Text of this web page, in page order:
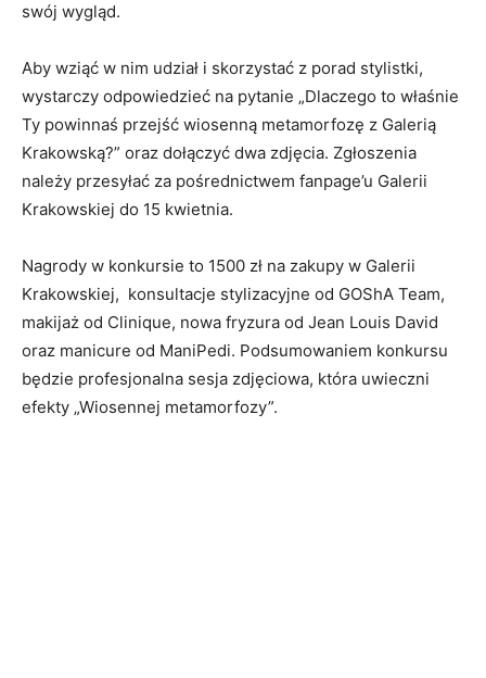
swój wygląd.
Aby wziąć w nim udział i skorzystać z porad stylistki,
wystarczy odpowiedzieć na pytanie „Dlaczego to właśnie
Ty powinnaś przejść wiosenną metamorfozę z Galerią
Krakowską?” oraz dołączyć dwa zdjęcia. Zgłoszenia
należy przesyłać za pośrednictwem fanpage’u Galerii
Krakowskiej do 15 kwietnia.
Nagrody w konkursie to 1500 zł na zakupy w Galerii
Krakowskiej, konsultacje stylizacyjne od GOShA Team,
makijaż od Clinique, nowa fryzura od Jean Louis David
oraz manicure od ManiPedi. Podsumowaniem konkursu
będzie profesjonalna sesja zdjęciowa, która uwieczni
efekty „Wiosennej metamorfozy”.